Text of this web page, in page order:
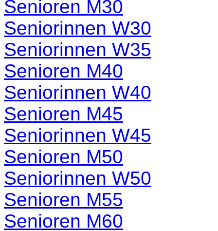
Senioren M30
Seniorinnen W30
Seniorinnen W35
Senioren M40
Seniorinnen W40
Senioren M45
Seniorinnen W45
Senioren M50
Seniorinnen W50
Senioren M55
Senioren M60